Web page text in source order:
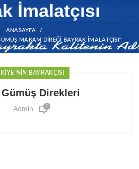
İmalatçısı
ANASAYFA
MAKAM DIREĞI BAYRAK İMALATÇISI"
BAYRAKÇISI
Direkleri
Admin 0